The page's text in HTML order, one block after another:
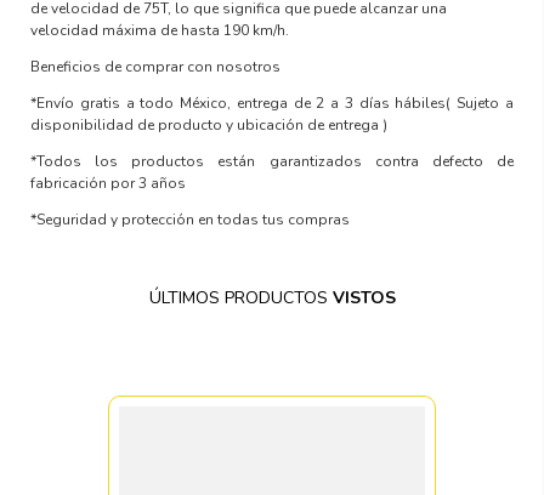
de velocidad de 75T, lo que significa que puede alcanzar una
velocidad máxima de hasta 190 km/h.
Beneficios de comprar con nosotros
*Envío gratis a todo México, entrega de 2 a 3 días hábiles( Sujeto a
disponibilidad de producto y ubicación de entrega )
*Todos los productos están garantizados contra defecto de
fabricación por 3 años
*Seguridad y protección en todas tus compras
ÚLTIMOS PRODUCTOS VISTOS